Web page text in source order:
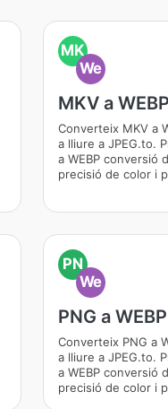
MK
We
MKV a WEBP
Converteix MKV a
a lliure a JPEG.to.
a WEBP conversió
precisió de color i
PN
We
PNG a WEBP
Converteix PNG a
a lliure a JPEG.to.
a WEBP conversió
precisió de color i